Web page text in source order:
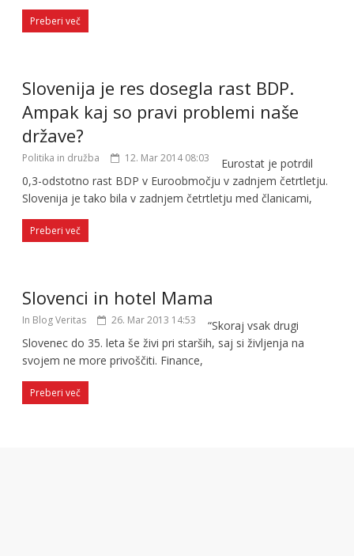
Preberi več
Slovenija je res dosegla rast BDP.
Ampak kaj so pravi problemi naše
države?
Politika in družba 12. Mar 2014 08:03
Eurostat je potrdil
0,3-odstotno rast BDP v Euroobmočju v zadnjem četrtletju.
Slovenija je tako bila v zadnjem četrtletju med članicami,
Preberi več
Slovenci in hotel Mama
In Blog Veritas 26. Mar 2013 14:53
“Skoraj vsak drugi
Slovenec do 35. leta še živi pri starših, saj si življenja na
svojem ne more privoščiti. Finance,
Preberi več